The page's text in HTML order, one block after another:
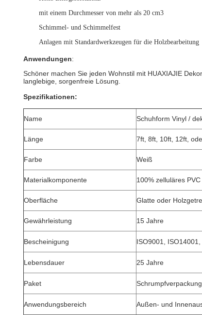
mit einem Durchmesser von mehr als 20 cm3
Schimmel- und Schimmelfest
Anlagen mit Standardwerkzeugen für die Holzbearbeitung
Anwendungen:
Schöner machen Sie jeden Wohnstil mit HUAXIAJIE
langlebige, sorgenfreie Lösung.
Spezifikationen:
Name Schuhform Vinyl /
Länge 7ft, 8ft, 10ft, 12ft,
Farbe Weiß
Materialkomponente 100% zelluläres PVC
Oberfläche Glatte oder
Gewährleistung 15 Jahre
Bescheinigung ISO9001, ISO14001,
Lebensdauer 25 Jahre
Paket
Anwendungsbereich Außen- und